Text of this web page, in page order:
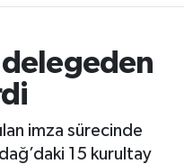
delegeden
imza sürecinde
15 kurultay
Haritası
Fikstür